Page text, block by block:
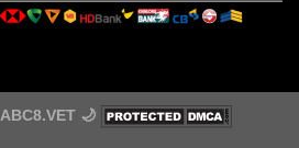
ABC8.VET 🌙